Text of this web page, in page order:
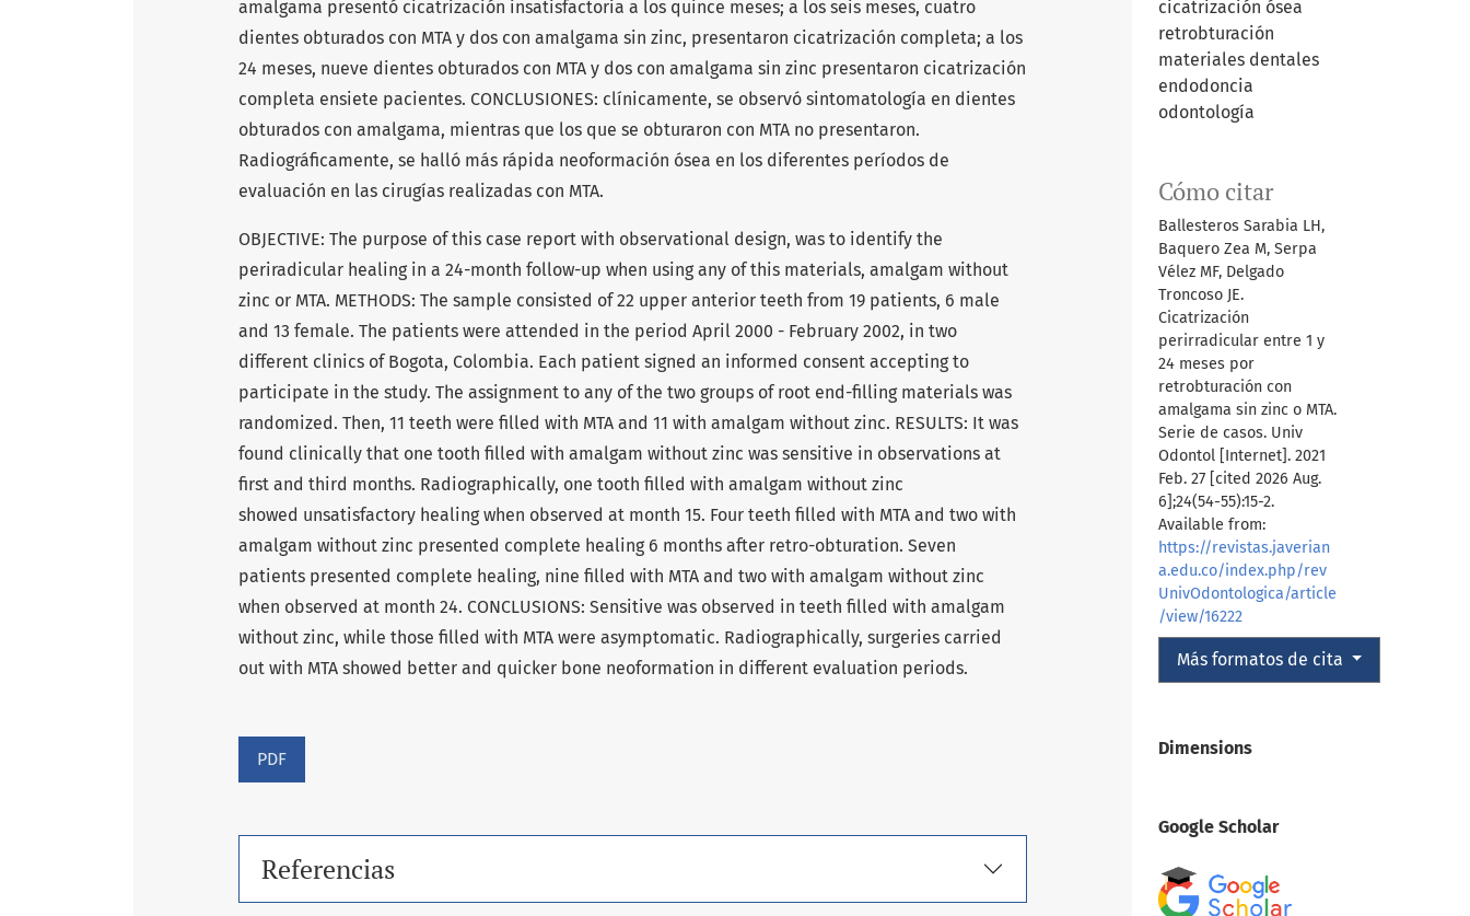
cicatrización ósea
retrobturación
materiales dentales
endodoncia
odontología
Cómo citar
Ballesteros Sarabia LH,
Baquero Zea M, Serpa
Vélez MF, Delgado
Troncoso JE.
Cicatrización
perirradicular entre 1 y
24 meses por
retrobturación con
amalgama sin zinc o MTA.
Serie de casos. Univ
Odontol [Internet]. 2021
Feb. 27 [cited 2026 Aug.
6];24(54-55):15-2.
Available from:
https://revistas.javerian
a.edu.co/index.php/rev
UnivOdontologica/article
/view/16222
Más formatos de cita
Dimensions
Google Scholar
amalgama presentó cicatrización insatisfactoria a los quince meses; a los seis meses, cuatro
dientes obturados con MTA y dos con amalgama sin zinc, presentaron cicatrización completa; a los
24 meses, nueve dientes obturados con MTA y dos con amalgama sin zinc presentaron cicatrización
completa ensiete pacientes. CONCLUSIONES: clínicamente, se observó sintomatología en dientes
obturados con amalgama, mientras que los que se obturaron con MTA no presentaron.
Radiográficamente, se halló más rápida neoformación ósea en los diferentes períodos de
evaluación en las cirugías realizadas con MTA.
OBJECTIVE: The purpose of this case report with observational design, was to identify the
periradicular healing in a 24-month follow-up when using any of this materials, amalgam without
zinc or MTA. METHODS: The sample consisted of 22 upper anterior teeth from 19 patients, 6 male
and 13 female. The patients were attended in the period April 2000 - February 2002, in two
different clinics of Bogota, Colombia. Each patient signed an informed consent accepting to
participate in the study. The assignment to any of the two groups of root end-filling materials was
randomized. Then, 11 teeth were filled with MTA and 11 with amalgam without zinc. RESULTS: It was
found clinically that one tooth filled with amalgam without zinc was sensitive in observations at
first and third months. Radiographically, one tooth filled with amalgam without zinc
showed unsatisfactory healing when observed at month 15. Four teeth filled with MTA and two with
amalgam without zinc presented complete healing 6 months after retro-obturation. Seven
patients presented complete healing, nine filled with MTA and two with amalgam without zinc
when observed at month 24. CONCLUSIONS: Sensitive was observed in teeth filled with amalgam
without zinc, while those filled with MTA were asymptomatic. Radiographically, surgeries carried
out with MTA showed better and quicker bone neoformation in different evaluation periods.
PDF
Referencias